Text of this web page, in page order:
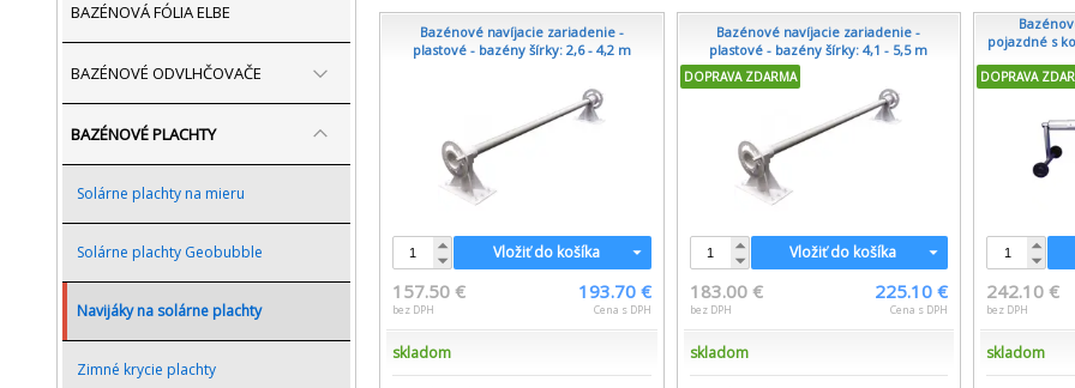
BAZÉNOVÁ FÓLIA ELBE
BAZÉNOVÉ ODVLHČOVAČE
BAZÉNOVÉ PLACHTY
Solárne plachty na mieru
Solárne plachty Geobubble
Navijáky na solárne plachty
Zimné krycie plachty
Bazénové navíjacie zariadenie -
plastové - bazény šírky: 2,6 - 4,2 m
Vložiť do košíka
157.50 €
bez DPH
193.70 €
Cena s DPH
skladom
Bazénové navíjacie zariadenie -
plastové - bazény šírky: 4,1 - 5,5 m
DOPRAVA ZDARMA
Vložiť do košíka
183.00 €
bez DPH
225.10 €
Cena s DPH
skladom
pojazdné s
DOPRAVA
242.10 €
bez DPH
skladom